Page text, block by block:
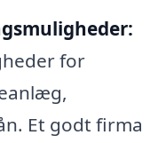
for
Et godt firma